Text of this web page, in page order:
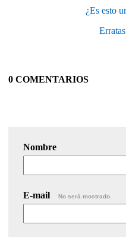
¿Es esto
0 COMENTARIOS
Nombre
E-mail No será mostrado.